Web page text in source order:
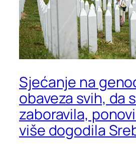
Sjećanje na
obaveza svih, da
zaboravila,
više dogodila